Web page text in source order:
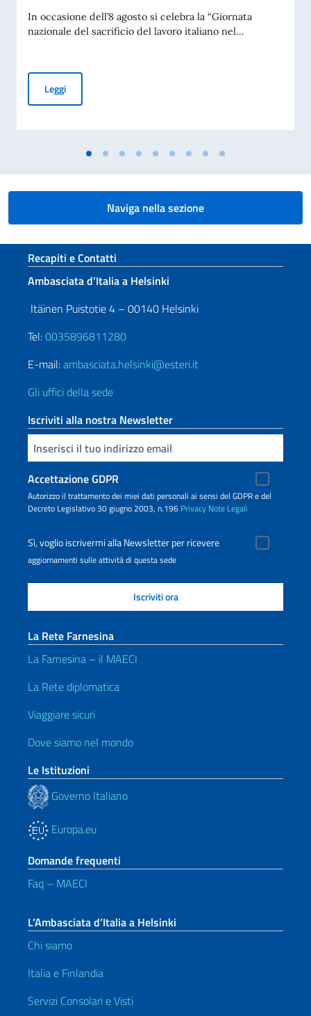
In occasione dell’8 agosto si celebra la “Giornata
nazionale del sacrificio del lavoro italiano nel...
Leggi70° ANNIVERSARIO DELLA TRAGEDIA DI MARCINELLE E
Naviga nella sezione
Sezione footer
Recapiti e Contatti
Ambasciata d’Italia a Helsinki
Itäinen Puistotie 4 – 00140 Helsinki
Tel:0035896811280
E-mail:ambasciata.helsinki@esteri.it
Gli uffici della sede
Iscriviti alla nostra Newsletter
Inserisci la tua email
Accettazione GDPR
Autorizzo il trattamento dei miei dati personali ai sensi del GDPR e del
Decreto Legislativo 30 giugno 2003, n.196 Privacy Note Legali
Sì, voglio iscrivermi alla Newsletter per ricevere
aggiornamenti sulle attività di questa sede
La Rete Farnesina
La Farnesina – il MAECI
La Rete diplomatica
Viaggiare sicuri
Dove siamo nel mondo
Le Istituzioni
Governo Italiano
Europa.eu
Domande frequenti
Faq – MAECI
L’Ambasciata d’Italia a Helsinki
Chi siamo
Italia e Finlandia
Servizi Consolari e Visti